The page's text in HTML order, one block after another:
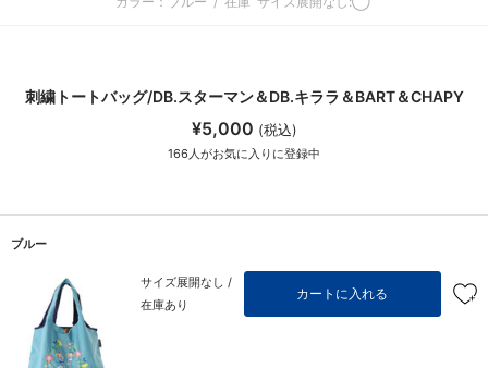
刺繍トートバッグ/DB.スターマン＆DB.キララ＆BART＆CHAPY
¥5,000 (税込)
166 人がお気に入りに登録中
ブルー
サイズ展開なし /
在庫あり
カートに入れる